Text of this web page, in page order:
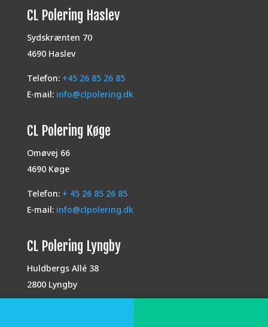
CL Polering Haslev
Sydskrænten 70
4690 Haslev
Telefon: +45 26 85 26 85
E-mail: info@clpolering.dk
CL Polering Køge
Omøvej 66
4690 Køge
Telefon: + 45 26 85 26 85
E-mail: info@clpolering.dk
CL Polering Lyngby
Huldbergs Allé 38
2800 Lyngby